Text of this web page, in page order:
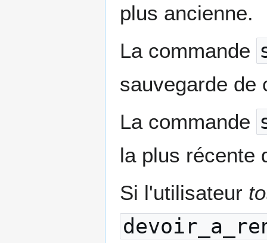
plus ancienne.
La commande
sauvegarde de
La commande
la plus récente
Si l'utilisateur